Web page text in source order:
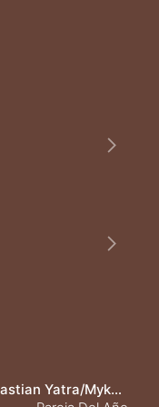
Sebastian Yatra/Myke Towers